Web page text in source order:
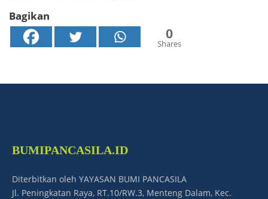
Bagikan
0
Shares
BUMIPANCASILA.ID
Diterbitkan oleh YAYASAN BUMI PANCASILA
Jl. Peningkatan Raya, RT.10/RW.3, Menteng Dalam, Kec.